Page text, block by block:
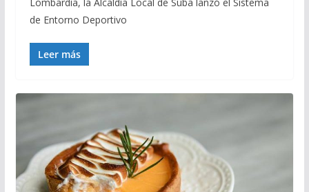
de Entorno Deportivo
Leer más